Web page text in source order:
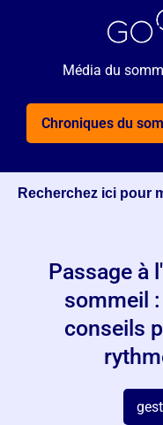
Média du
Chroniques du
Recherchez ici pour
Passage à
sommeil
conseils
🌙 Rejoignez 5 000+
GRATUITEMENT nos